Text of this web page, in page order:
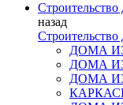
Строительство
назад
Строительство
ДОМА
ДОМА
ДОМА